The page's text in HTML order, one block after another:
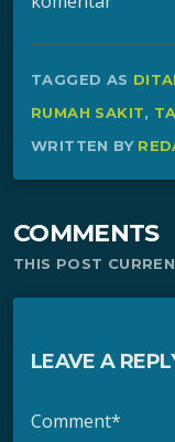
TAGGED AS
RUMAH SAKIT,
WRITTEN BY
COMMENTS
THIS POST
LEAVE A
Comment*